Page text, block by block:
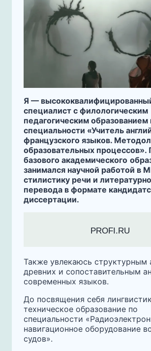
Я —
специалист с филологическим
педагогическим образованием
специальности «Учитель
французского языков.
образовательных
базового академического
занимался научной работой в
стилистику речи и
перевода в формате
диссертации.
PROFI.RU
Также увлекаюсь структурным
древних и сопоставительным
современных языков.
До посвящения себя
техническое образование по
специальности
навигационное оборудование
судов».